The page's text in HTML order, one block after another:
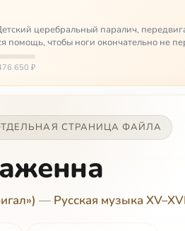
церебральный паралич,
помощь, чтобы ноги окончательно не
650 ₽
СТРАНИЦА ФАЙЛА
— Русская музыка